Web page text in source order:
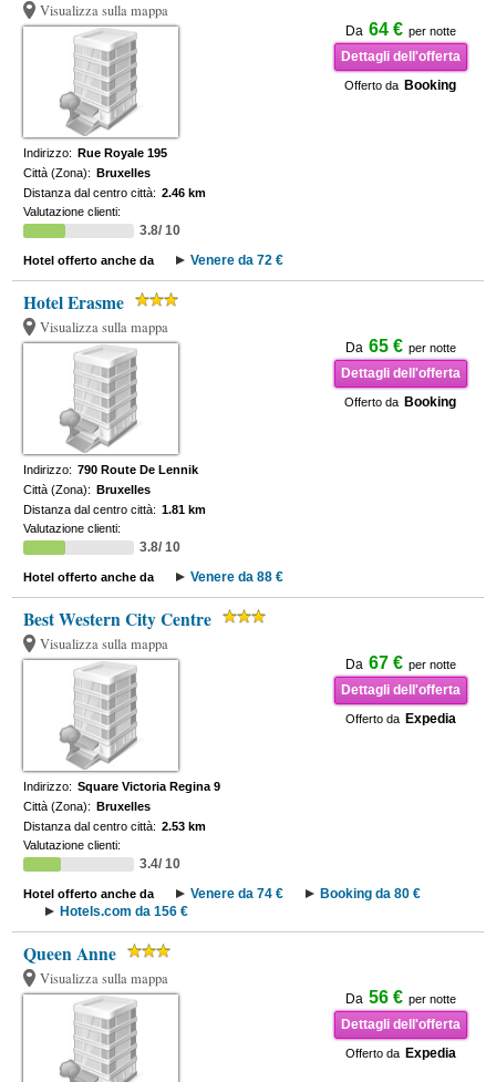
Visualizza sulla mappa
Da 64 € per notte
Dettagli dell'offerta
Offerto da Booking
Indirizzo: Rue Royale 195
Città (Zona): Bruxelles
Distanza dal centro città: 2.46 km
Valutazione clienti:
3.8/ 10
Hotel offerto anche da Venere da 72 €
Hotel Erasme
Visualizza sulla mappa
Da 65 € per notte
Dettagli dell'offerta
Offerto da Booking
Indirizzo: 790 Route De Lennik
Città (Zona): Bruxelles
Distanza dal centro città: 1.81 km
Valutazione clienti:
3.8/ 10
Hotel offerto anche da Venere da 88 €
Best Western City Centre
Visualizza sulla mappa
Da 67 € per notte
Dettagli dell'offerta
Offerto da Expedia
Indirizzo: Square Victoria Regina 9
Città (Zona): Bruxelles
Distanza dal centro città: 2.53 km
Valutazione clienti:
3.4/ 10
Hotel offerto anche da Venere da 74 €
Booking da 80 €
Hotels.com da 156 €
Queen Anne
Visualizza sulla mappa
Da 56 € per notte
Dettagli dell'offerta
Offerto da Expedia